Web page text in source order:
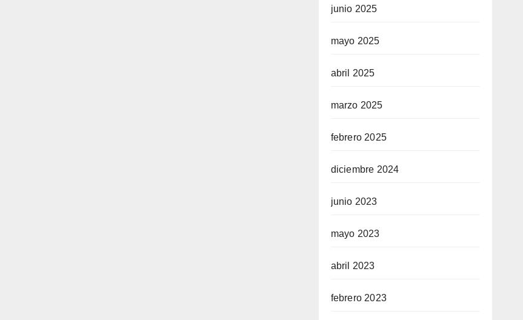
junio 2025
mayo 2025
abril 2025
marzo 2025
febrero 2025
diciembre 2024
junio 2023
mayo 2023
abril 2023
febrero 2023